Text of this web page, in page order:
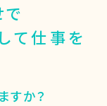
て仕事を
すか？